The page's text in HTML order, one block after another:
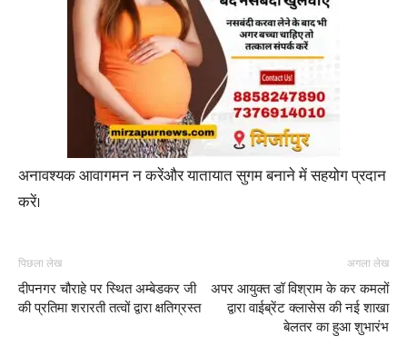
अनावश्यक आवागमन न करेंऔर यातायात सुगम बनाने में सहयोग प्रदान
करें।
पिछला लेख
दीपनगर चौराहे पर स्थित अम्बेडकर जी
की प्रतिमा शरारती तत्वों द्वारा क्षतिग्रस्त
अगला लेख
अपर आयुक्त डॉ विश्राम के कर कमलों
द्वारा वाईब्रेंट क्लासेस की नई शाखा
बेलतर का हुआ शुभारंभ